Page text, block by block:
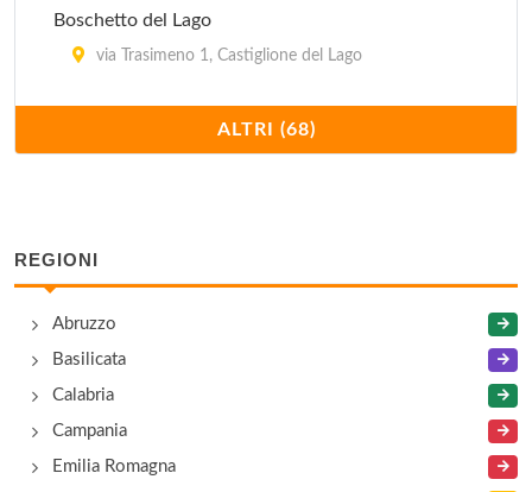
Boschetto del Lago
via Trasimeno 1, Castiglione del Lago
località Torregrosso 19/A, Castel Ritaldi
via Case Sparse 28, Castel Ritaldi
Casale Baldelli
via Baldelli 9, Castiglione del Lago
ALTRI (68)
REGIONI
Abruzzo
Basilicata
Calabria
Campania
Emilia Romagna